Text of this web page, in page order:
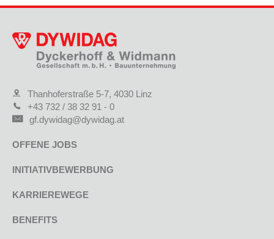
Thanhoferstraße 5-7, 4030 Linz
+43 732 / 38 32 91 - 0
gf.dywidag@dywidag.at
OFFENE JOBS
INITIATIVBEWERBUNG
KARRIEREWEGE
BENEFITS